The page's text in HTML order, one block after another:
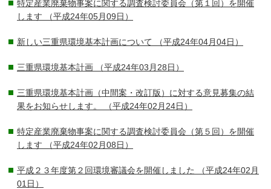
特定産業廃棄物事案に関する調査検討委員会（第１回）を開催
します （平成24年05月09日）
新しい三重県環境基本計画について （平成24年04月04日）
三重県環境基本計画 （平成24年03月28日）
三重県環境基本計画（中間案・改訂版）に対する意見募集の結
果をお知らせします。
（平成24年02月24日）
特定産業廃棄物事案に関する調査検討委員会（第５回）を開催
します （平成24年02月08日）
平成２３年度第２回環境審議会を開催しました
（平成24年02月
01日）